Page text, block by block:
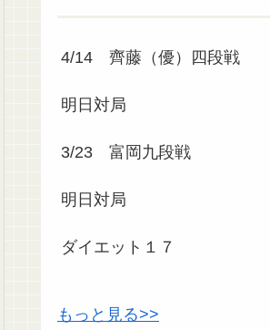
4/14 齊藤（優）四段戦
明日対局
3/23 富岡九段戦
明日対局
ダイエット１７
もっと見る>>